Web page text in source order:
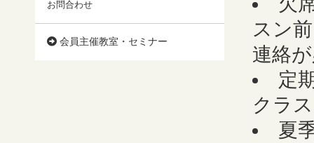
スン
連絡
定
クラ
夏
お問合わせ
会員主催教室・セミナー